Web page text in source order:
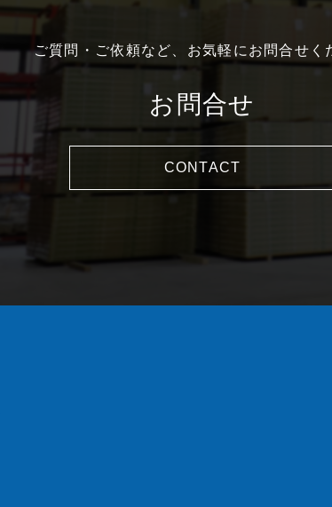
ご質問・ご依頼など、お気軽にお問合せく
お問合せ
CONTACT